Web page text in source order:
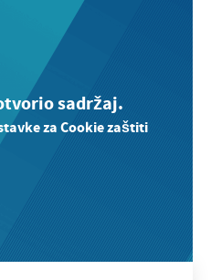
sadržaj.
za Cookie zaštiti